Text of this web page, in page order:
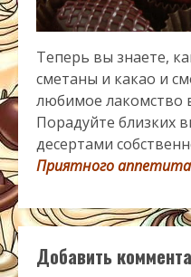
Теперь вы знаете,
сметаны и какао и
любимое лакомство
Порадуйте близких
десертами
Приятного
Добавить